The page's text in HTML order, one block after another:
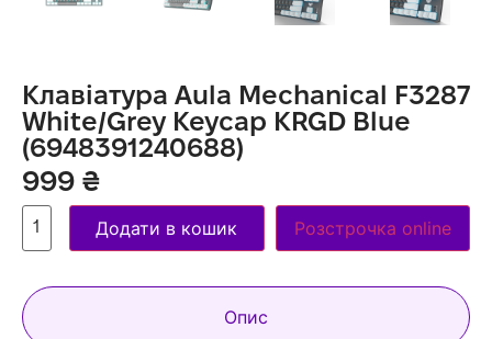
Клавіатура Aula Mechanical F3287
White/Grey Keycap KRGD Blue
(6948391240688)
999 ₴
Додати в кошик Розстрочка online
Опис